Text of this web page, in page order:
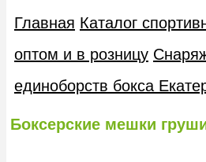
Главная Каталог
оптом и в розницу
единоборств бокса
Боксерские мешки